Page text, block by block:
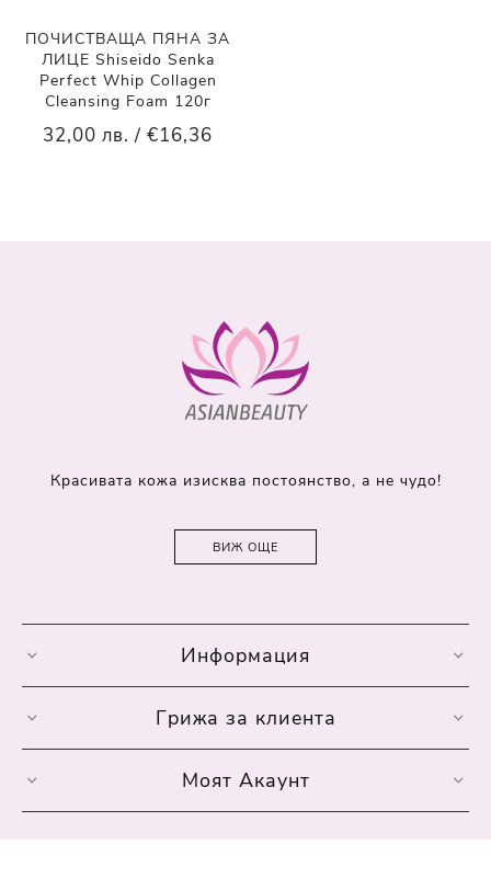
ПОЧИСТВАЩА ПЯНА ЗА
ЛИЦЕ Shiseido Senka
Perfect Whip Collagen
Cleansing Foam 120г
32,00 лв. / €16,36
Красивата кожа изисква постоянство, а не чудо!
ВИЖ ОЩЕ
Информация
Грижа за клиента
Моят Акаунт